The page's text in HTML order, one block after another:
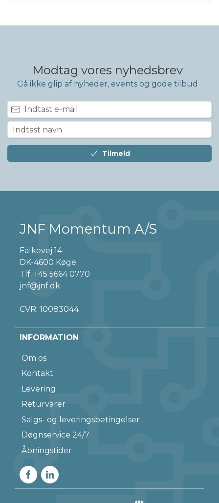
Modtag vores nyhedsbrev
Gå ikke glip af nyheder, events og gode tilbud
Tilmeld
JNF Momentum A/S
Falkevej 14
DK-4600 Køge
Tlf. +45 5664 0770
jnf@jnf.dk
CVR: 10083044
INFORMATION
Om os
Kontakt
Levering
Returvarer
Salgs- og leveringsbetingelser
Døgnservice 24/7
Åbningstider